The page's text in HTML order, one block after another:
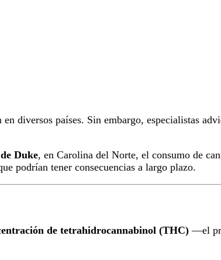
diversos países. Sin embargo, especialistas
Duke, en Carolina del Norte, el consumo de
podrían tener consecuencias a largo plazo.
de tetrahidrocannabinol (THC)—el